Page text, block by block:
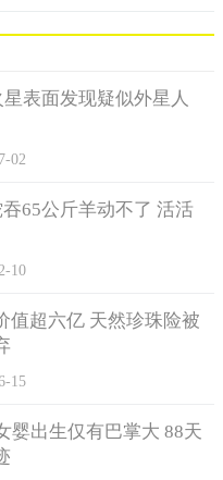
表面发现疑似外星人
02
65公斤羊动不了 活活
10
值超六亿 天然珍珠险被
15
婴出生仅有巴掌大 88天